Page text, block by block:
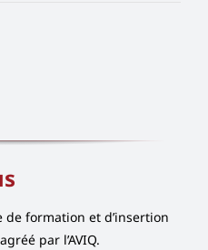
de formation et d’insertion
par l’AVIQ.